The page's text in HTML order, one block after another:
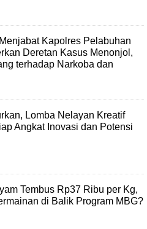
Kapolres Pelabuhan
Deretan Kasus Menonjol,
terhadap Narkoba dan
Lomba Nelayan Kreatif
Angkat Inovasi dan Potensi
Tembus Rp37 Ribu per Kg,
di Balik Program MBG?